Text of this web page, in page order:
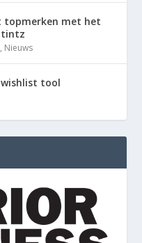
topmerken met het
tintz
, Nieuws
tool